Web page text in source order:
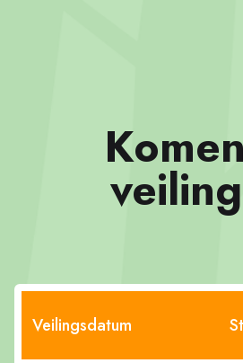
Veilingsdatum